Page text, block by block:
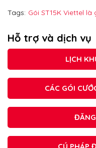
Tags: Gói ST15K Viettel là
Hỗ trợ và dịch vụ
LỊCH
CÁC GÓI